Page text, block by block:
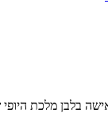
בלבן מלכת היופי